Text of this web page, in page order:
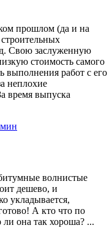
прошлом (да и на
Свою заслуженную
стоимость самого
выполнения работ с его
неплохие
время выпуска
волнистые
дешево, и
укладывается,
А кто что по
она так хороша? ...